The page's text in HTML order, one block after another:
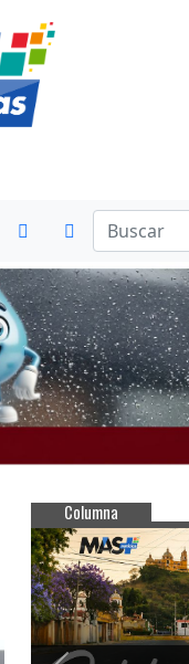
Columna